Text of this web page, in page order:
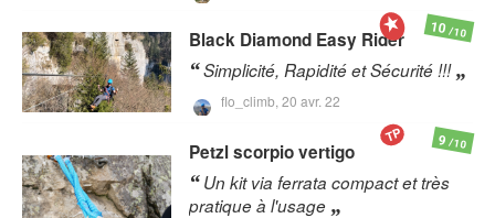
Black Diamond Easy Rider
Simplicité, Rapidité et Sécurité !!!
flo_climb, 20 avr. 22
10/10
Petzlscorpio vertigo
Un kit via ferrata compact et très
pratique à l'usage
9/10
TP